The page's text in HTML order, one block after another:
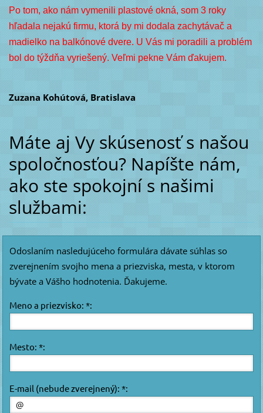
Po tom, ako nám vymenili plastové okná, som 3 roky
hľadala nejakú firmu, ktorá by mi dodala zachytávač a
madielko na balkónové dvere. U Vás mi poradili a problém
bol do týždňa vyriešený. Veľmi pekne Vám ďakujem.
Zuzana Kohútová, Bratislava
Máte aj Vy skúsenosť s našou
spoločnosťou? Napíšte nám,
ako ste spokojní s našimi
službami:
Odoslaním nasledujúceho formulára dávate súhlas so
zverejnením svojho mena a priezviska, mesta, v ktorom
bývate a Vášho hodnotenia. Ďakujeme.
Meno a priezvisko: *:
Mesto: *:
E-mail (nebude zverejnený): *: